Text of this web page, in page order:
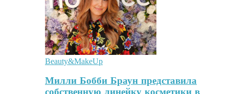
Beauty&MakeUp
Милли Бобби Браун представила